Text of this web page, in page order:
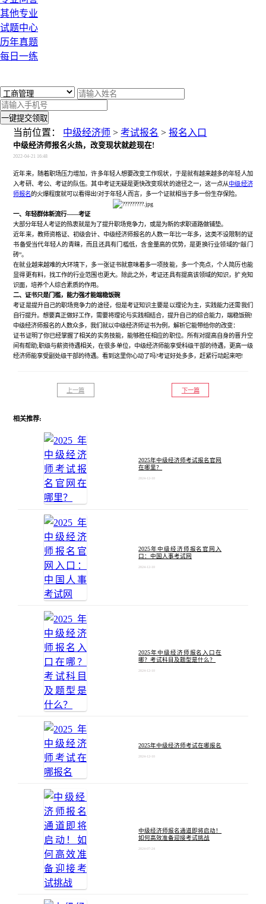
其他专业
试题中心
历年真题
每日一练
一键提交领取
当前位置： 中级经济师 >考试报名 >报名入口
中级经济师报名火热，改变现状就趁现在!
2022-04-21 16:48
近年来，随着职场压力增加，许多年轻人想要改变工作现状，于是就有越来越多的年轻人加
入考研、考公、考证的队伍。其中考证无疑是更快改变现状的途径之一，这一点从中级经济
师报名的火爆程度就可以看得出!对于年轻人而言，多一个证就相当于多一份生存保险。
一、年轻群体新流行——考证
大部分年轻人考证的热衷就是为了提升职场竞争力，或是为新的求职道路做铺垫。
近年来，教师资格证、初级会计、中级经济师报名的人数一年比一年多，这类不设限制的证
书备受当代年轻人的青睐，而且还具有门槛低，含金量高的优势，是更换行业领域的“敲门
砖”。
在就业越来越难的大环境下，多一张证书就意味着多一项技能，多一个亮点，个人简历也能
显得更有料，找工作的行业范围也更大。除此之外，考证还具有提高该领域的知识，扩充知
识面，培养个人综合素质的作用。
二、证书只是门槛，能力强才能端稳饭碗
考证是提升自己的职场竞争力的途径，但是考证知识主要是以理论为主，实践能力还需我们
自行提升。想要真正做好工作，需要将理论与实践相结合，提升自己的综合能力，端稳饭碗!
中级经济师报名的人数众多，我们就以中级经济师证书为例，解析它能带给你的改变：
证书证明了你已经掌握了相关的实务技能，能够胜任相应的职位。所有对提高自身的晋升空
间有帮助;职级与薪资待遇相关，在很多单位，中级经济师能享受科级干部的待遇，更高一级
经济师能享受副处级干部的待遇。看到这里你心动了吗?考证好处多多，赶紧行动起来吧!
上一篇 下一篇
相关推荐:
2025年中级经济师考试报名官网
在哪里？
2024-12-10
2025年中级经济师报名官网入
口：中国人事考试网
2024-12-10
2025年中级经济师报名入口在
哪？考试科目及题型是什么？
2024-12-10
2025年中级经济师考试在哪报名
2024-12-10
中级经济师报名通道即将启动！
如何高效准备迎接考试挑战
2024-07-24